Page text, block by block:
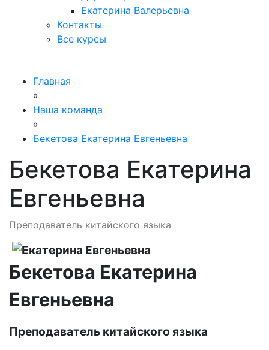
Екатерина Валерьевна
Контакты
Все курсы
Главная
»
Наша команда
»
Бекетова Екатерина Евгеньевна
Бекетова Екатерина
Евгеньевна
Преподаватель китайского языка
Бекетова Екатерина
Евгеньевна
Преподаватель китайского языка